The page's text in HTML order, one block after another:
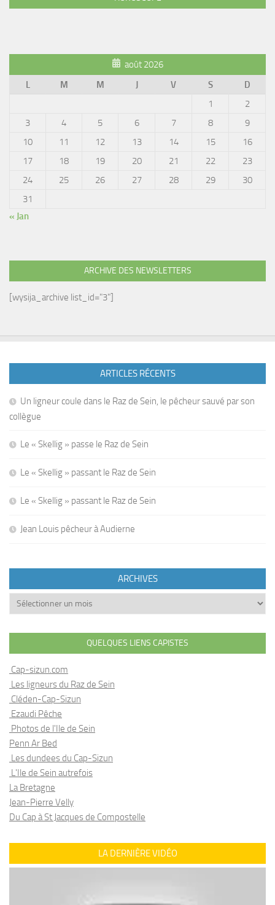
août 2026
L
M M J V S
D
1
2
3
4 5 6 7 8
9
10
11 12 13 14 15
16
17
18 19 20 21 22
23
24
25 26 27 28 29
30
31
« Jan
ARCHIVE DES NEWSLETTERS
[wysija_archive list_id="3"]
ARTICLES RÉCENTS
Un ligneur coule dans le Raz de Sein, le pêcheur sauvé par son
collègue
Le « Skellig » passe le Raz de Sein
Le « Skellig » passant le Raz de Sein
Le « Skellig » passant le Raz de Sein
Jean Louis pêcheur à Audierne
ARCHIVES
Archives
QUELQUES LIENS CAPISTES
Cap-sizun.com
Les ligneurs du Raz de Sein
Cléden-Cap-Sizun
Ezaudi Pêche
Photos de l'Ile de Sein
Penn Ar Bed
Les dundees du Cap-Sizun
L'Ile de Sein autrefois
La Bretagne
Jean-Pierre Velly
Du Cap à St Jacques de Compostelle
LA DERNIÈRE VIDÉO